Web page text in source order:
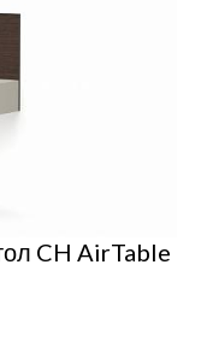
CH AirTable